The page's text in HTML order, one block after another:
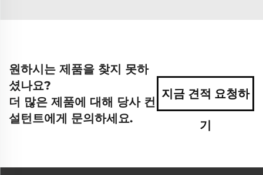
원하시는 제품을 찾지 못하
셨나요?
더 많은 제품에 대해 당사 컨
설턴트에게 문의하세요.
지금 견적 요청하
기